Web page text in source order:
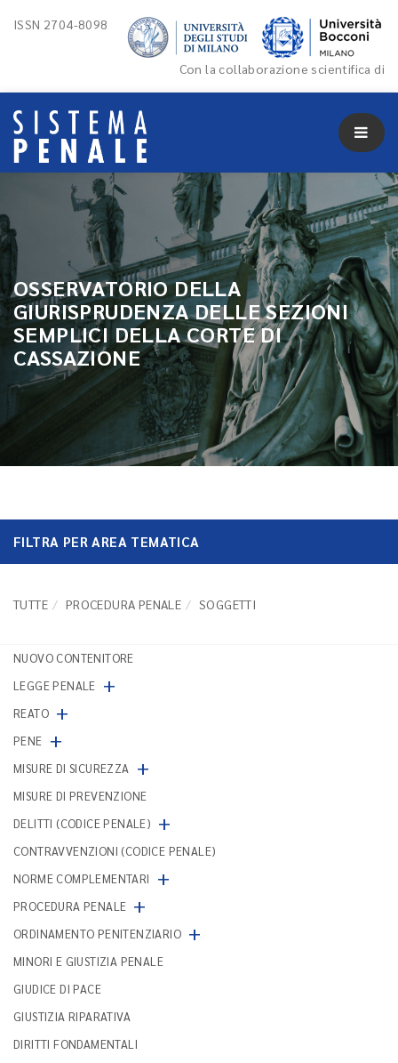
ISSN 2704-8098
Con la collaborazione scientifica di
OSSERVATORIO DELLA
GIURISPRUDENZA DELLE SEZIONI
SEMPLICI DELLA CORTE DI
CASSAZIONE
FILTRA PER AREA TEMATICA
TUTTE PROCEDURA PENALE SOGGETTI
NUOVO CONTENITORE
LEGGE PENALE +
REATO +
PENE +
MISURE DI SICUREZZA +
MISURE DI PREVENZIONE
DELITTI (CODICE PENALE) +
CONTRAVVENZIONI (CODICE PENALE)
NORME COMPLEMENTARI
+
PROCEDURA PENALE +
ORDINAMENTO PENITENZIARIO +
MINORI E GIUSTIZIA PENALE
GIUDICE DI PACE
GIUSTIZIA RIPARATIVA
DIRITTI FONDAMENTALI